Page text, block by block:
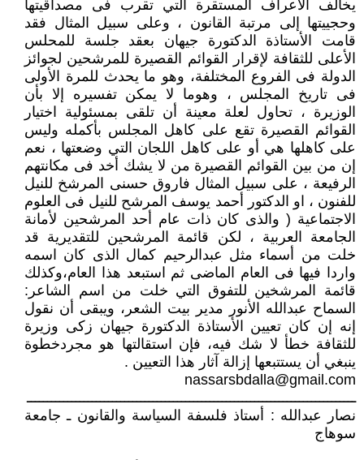
يخالف الأعراف المستقرة التي تقرب فى مصداقيتها
وحجييتها إلى مرتبة القانون ، وعلى سبيل المثال فقد
قامت الأستاذة الدكتورة جيهان بعقد جلسة للمحلس
الأعلى للثقافة لإقرار القوائم القصيرة للمرشحين لجوائز
الدولة فى الفروع المختلفة، وهو ما يحدث للمرة الأولى
فى تاريخ المجلس ، وهوما لا يمكن تفسيره إلا بأن
الوزيرة ، تحاول لعلة معينة أن تلقى بمسئولية اختيار
القوائم القصيرة تقع على كاهل المجلس بأكمله وليس
على كاهلها هي أو على كاهل اللجان التي وضعتها ، نعم
إن من بين القوائم القصيرة من لا يشك أخد فى مكانتهم
الرفيعة ، على سبيل المثال فاروق حسنى المرشخ للنيل
للفنون ، او الدكتور أحمد يوسف المرشح للنيل فى العلوم
الاجتماعية ( والذى كان ذات عام أحد المرشحين لأمانة
الجامعة العربية ، لكن قائمة المرشحين للتقديرية قد
خلت من أسماء مثل عبدالرحيم كمال الذى كان اسمه
واردا فيها فى العام الماضى ثم استبعد هذا العام،وكذلك
قائمة المرشخين للتفوق التي خلت من اسم الشاعر:
السماح عبدالله الأنور مدير بيت الشعر، ويبقى أن نقول
إنه إن كان تعيين الأستاذة الدكتورة جيهان زكى وزيرة
للثقافة خطأ لا شك فيه، فإن استقالتها هو مجردخطوة
ينبغي أن يستتبعها إزالة آثار هذا التعيين .
nassarsbdalla@gmail.com
ـــــــــــــــــــــــــــــــــــــــــــــــــــــــــــــــــــــــــــــــــ
نصار عبدالله : أستاذ فلسفة السياسة والقانون ـ جامعة
سوهاج